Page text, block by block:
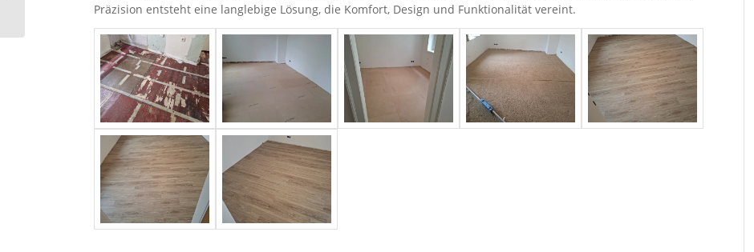
Präzision entsteht eine langlebige Lösung, die Komfort, Design und Funktionalität vereint.